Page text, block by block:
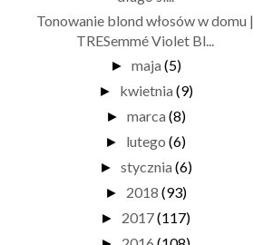
Tonowanie blond włosów w domu |
TRESemmé Violet Bl...
► maja (5)
► kwietnia (9)
► marca (8)
► lutego (6)
► stycznia (6)
► 2018 (93)
► 2017(117)